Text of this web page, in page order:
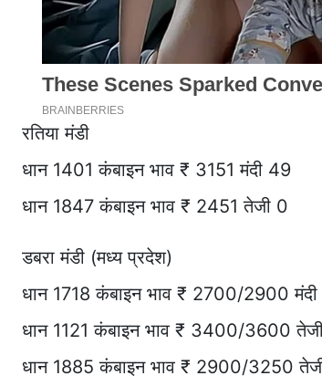
रतिया मंडी
धान 1401 कंबाइन भाव ₹ 3151 मंदी 49
धान 1847 कंबाइन भाव ₹ 2451 तेजी 0
डबरा मंडी (मध्य प्रदेश)
धान 1718 कंबाइन भाव ₹ 2700/2900
धान 1121 कंबाइन भाव ₹ 3400/3600
धान 1885 कंबाइन भाव ₹ 2900/3250